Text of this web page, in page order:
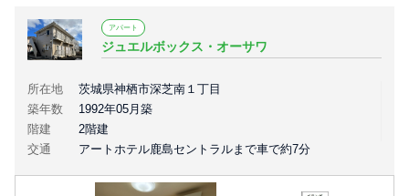
アパート
ジュエルボックス・オーサワ
所在地
茨城県神栖市深芝南１丁目
築年数
1992年05月築
階建
2階建
交通
アートホテル鹿島セントラルまで車で約7分